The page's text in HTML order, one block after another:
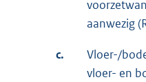
aanwezig
c.
Vloer-/
vloer- en